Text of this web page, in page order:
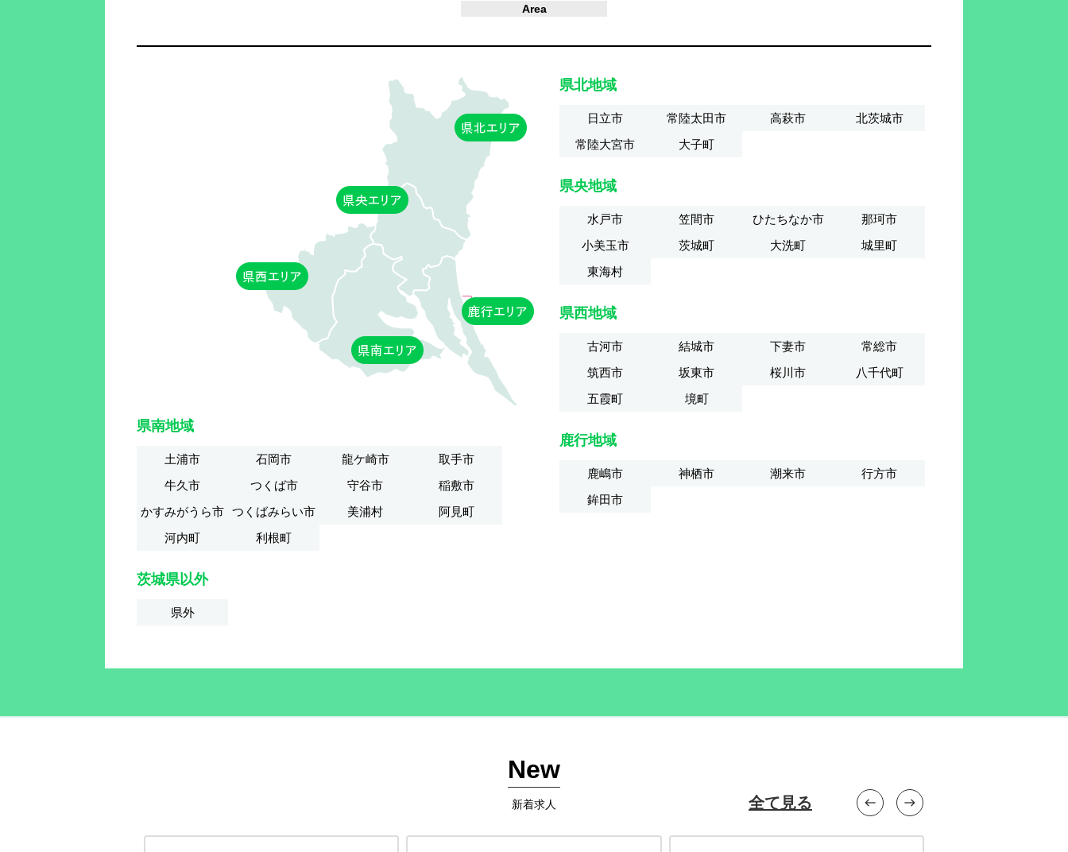
Area
県南地域
土浦市 石岡市 龍ケ崎市
取手市
牛久市
つくば市 守谷市
稲敷市
かすみがうら市 つくばみらい市 美浦村
阿見町
河内町
利根町
茨城県以外
県外
県北地域
日立市 常陸太田市 高萩市
北茨城市
常陸大宮市
大子町
県央地域
水戸市 笠間市 ひたちなか市
那珂市
小美玉市
茨城町 大洗町
城里町
東海村
県西地域
古河市 結城市 下妻市
常総市
筑西市
坂東市 桜川市
八千代町
五霞町
境町
鹿行地域
鹿嶋市 神栖市 潮来市
行方市
鉾田市
New
新着求人 全て見る east
west